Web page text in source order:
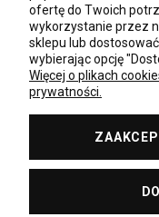
ofertę do Twoich
wykorzystanie przez
sklepu lub
wybierając opcję
Więcej o plikach
prywatności.